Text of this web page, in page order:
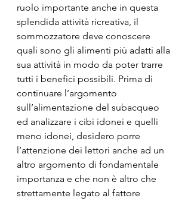
ruolo importante anche in questa
splendida attività ricreativa, il
sommozzatore deve conoscere
quali sono gli alimenti più adatti alla
sua attività in modo da poter trarre
tutti i benefici possibili. Prima di
continuare l’argomento
sull’alimentazione del subacqueo
ed analizzare i cibi idonei e quelli
meno idonei, desidero porre
l’attenzione dei lettori anche ad un
altro argomento di fondamentale
importanza e che non è altro che
strettamente legato al fattore